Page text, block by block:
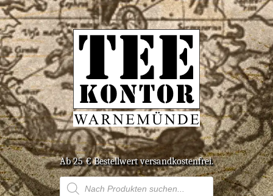
Ab 25 € Bestell­wert versandkostenfrei.
Products
search